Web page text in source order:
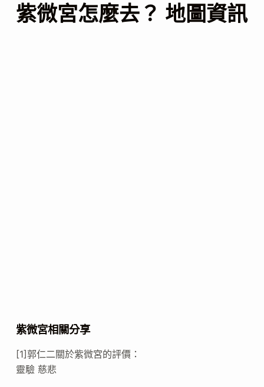
紫微宮怎麼去？ 地圖資訊
紫微宮相關分享
[1]郭仁二關於紫微宮的評價：
靈驗 慈悲